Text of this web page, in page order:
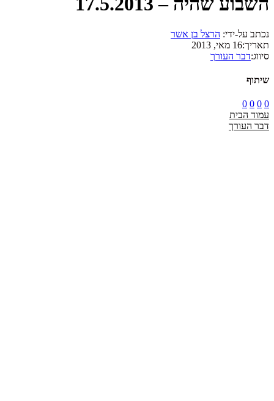
נכתב על-ידי: הרצל בן אשר
תאריך:16 מאי, 2013
סיווג:דבר העורך
שיתוף
0
0
0
0
עמוד הבית
דבר העורך